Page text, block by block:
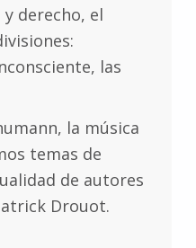
derecho, el
las
la música
temas de
de autores
Drouot.